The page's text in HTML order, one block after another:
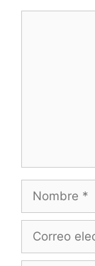
Nombre
Correo